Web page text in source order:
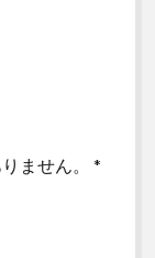
ません。
*